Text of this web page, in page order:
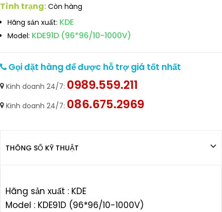
Tình trạng: Còn hàng
Hãng sản xuất: KDE
Model: KDE91D (96*96/10-1000V)
Gọi đặt hàng để được hỗ trợ giá tốt nhất
Kinh doanh 24/7: 0989.559.211
Kinh doanh 24/7: 086.675.2969
THÔNG SỐ KỸ THUẬT
Hãng sản xuất : KDE
Model : KDE91D (96*96/10-1000V)